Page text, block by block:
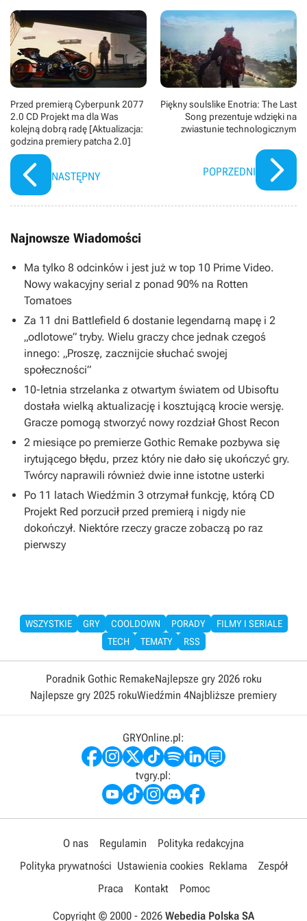
Przed premierą Cyberpunk 2077
2.0 CD Projekt ma dla Was
kolejną dobrą radę [Aktualizacja:
godzina premiery patcha 2.0]
NASTĘPNY
Piękny soulslike Enotria: The Last
Song prezentuje wdzięki na
zwiastunie technologicznym
POPRZEDNI
Najnowsze Wiadomości
Ma tylko 8 odcinków i jest już w top 10 Prime Video.
Nowy wakacyjny serial z ponad 90% na Rotten
Tomatoes
Za 11 dni Battlefield 6 dostanie legendarną mapę i 2
„odlotowe” tryby. Wielu graczy chce jednak czegoś
innego: „Proszę, zacznijcie słuchać swojej
społeczności”
10-letnia strzelanka z otwartym światem od Ubisoftu
dostała wielką aktualizację i kosztującą krocie wersję.
Gracze pomogą stworzyć nowy rozdział Ghost Recon
2 miesiące po premierze Gothic Remake pozbywa się
irytującego błędu, przez który nie dało się ukończyć gry.
Twórcy naprawili również dwie inne istotne usterki
Po 11 latach Wiedźmin 3 otrzymał funkcję, którą CD
Projekt Red porzucił przed premierą i nigdy nie
dokończył. Niektóre rzeczy gracze zobaczą po raz
pierwszy
WSZYSTKIE GRY COOLDOWN PORADY
FILMY I SERIALE
TECH
TEMATY RSS
Poradnik Gothic RemakeNajlepsze gry 2026 roku
Najlepsze gry 2025 rokuWiedźmin 4Najbliższe premiery
GRYOnline.pl:
tvgry.pl:
O nas Regulamin
Polityka redakcyjna
Polityka prywatności Ustawienia cookies Reklama
Zespół
Praca
Kontakt Pomoc
Copyright © 2000 - 2026 Webedia Polska SA